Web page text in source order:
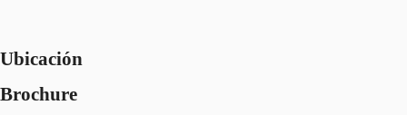
Ubicación
Brochure